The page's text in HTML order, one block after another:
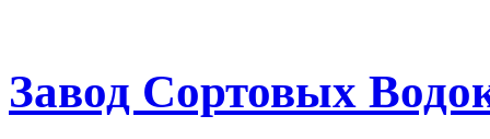
Завод Сортовых